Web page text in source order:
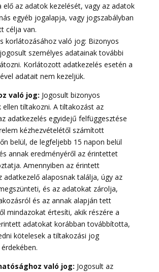
elő az adatok kezelését, vagy az adatok
egyéb jogalapja, vagy jogszabályban
célja van.
korlátozásához való jog: Bizonyos
személyes adatainak további
Korlátozott adatkezelés esetén a
adatait nem kezeljük.
való jog: Jogosult bizonyos
ellen tiltakozni. A tiltakozást az
adatkezelés egyidejű felfüggesztése
kézhezvételétől számított
belül, de legfeljebb 15 napon belül
annak eredményéről az érintettet
Amennyiben az érintett
adatkezelő alaposnak találja, úgy az
és az adatokat zárolja,
és az annak alapján tett
mindazokat értesíti, akik részére a
adatokat korábban továbbította,
kötelesek a tiltakozási jog
való jog: Jogosult az